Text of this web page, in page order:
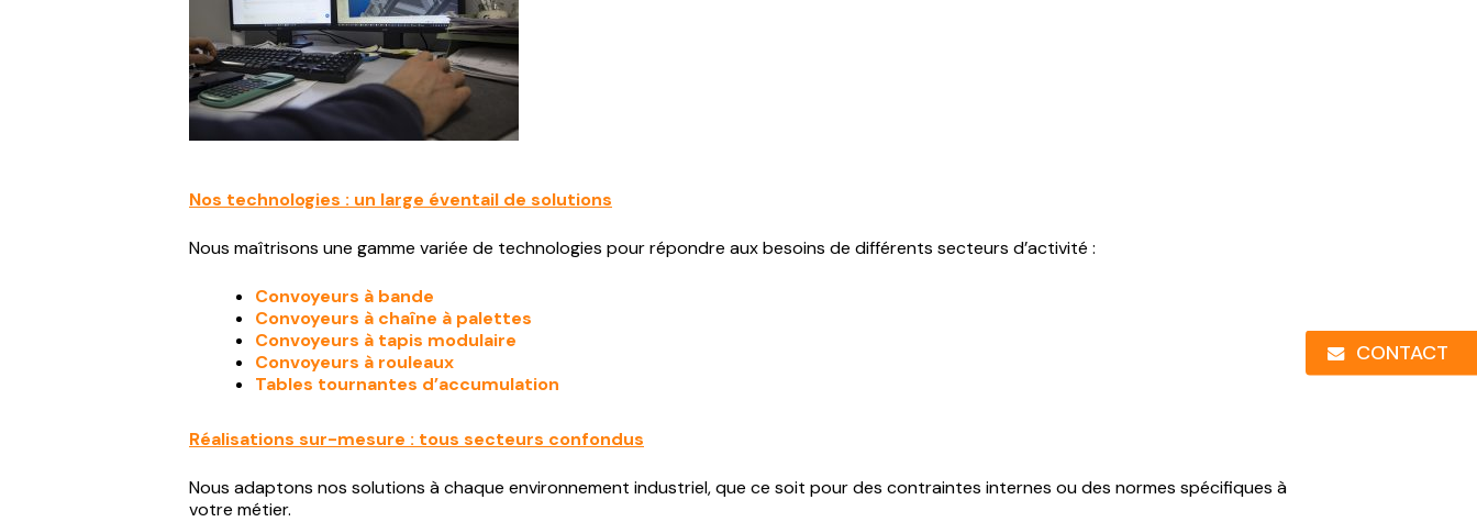
CONTACT
Nos technologies : un large éventail de solutions
Nous maîtrisons une gamme variée de technologies pour répondre aux besoins de différents secteurs d’activité :
Convoyeurs à bande
Convoyeurs à chaîne à palettes
Convoyeurs à tapis modulaire
Convoyeurs à rouleaux
Tables tournantes d’accumulation
Réalisations sur-mesure : tous secteurs confondus
Nous adaptons nos solutions à chaque environnement industriel, que ce soit pour des contraintes internes ou des normes spécifiques à
votre métier.